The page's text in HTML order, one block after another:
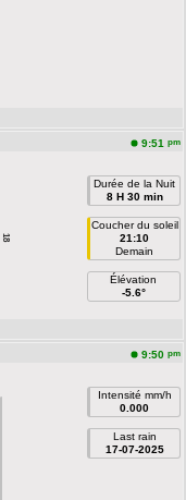
9:51 pm
18
Durée de la Nuit
8 H 30 min
Coucher du soleil
21:10
Demain
Élévation
-5.6°
9:50 pm
Intensité mm/h
0.000
Last rain
17-07-2025